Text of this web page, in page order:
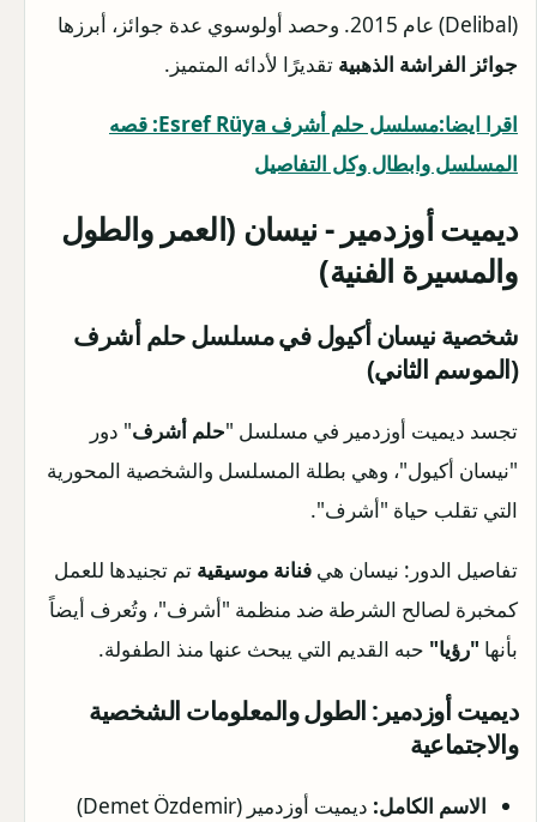
(Delibal) عام 2015. وحصد أولوسوي عدة جوائز، أبرزها
جوائز الفراشة الذهبية تقديرًا لأدائه المتميز.
اقرا ايضا:مسلسل حلم أشرف Esref Rüya: قصه
المسلسل وابطال وكل التفاصيل
ديميت أوزدمير - نيسان (العمر والطول
والمسيرة الفنية)
شخصية نيسان أكيول في مسلسل حلم أشرف
(الموسم الثاني)
تجسد ديميت أوزدمير في مسلسل "حلم أشرف" دور
"نيسان أكيول"، وهي بطلة المسلسل والشخصية المحورية
التي تقلب حياة "أشرف".
تفاصيل الدور: نيسان هي فنانة موسيقية تم تجنيدها للعمل
كمخبرة لصالح الشرطة ضد منظمة "أشرف"، وتُعرف أيضاً
بأنها "رؤيا" حبه القديم التي يبحث عنها منذ الطفولة.
ديميت أوزدمير: الطول والمعلومات الشخصية
والاجتماعية
الاسم الكامل: ديميت أوزدمير (Demet Özdemir)